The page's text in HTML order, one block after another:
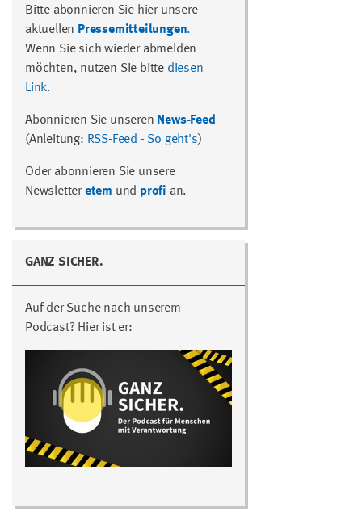
Bitte abonnieren Sie hier unsere
aktuellen Pressemitteilungen.
Wenn Sie sich wieder abmelden
möchten, nutzen Sie bitte diesen
Link.
Abonnieren Sie unseren News-Feed
(Anleitung: RSS-Feed - So geht's)
Oder abonnieren Sie unsere
Newsletteretem und profi an.
GANZ SICHER.
Auf der Suche nach unserem
Podcast? Hier ist er: